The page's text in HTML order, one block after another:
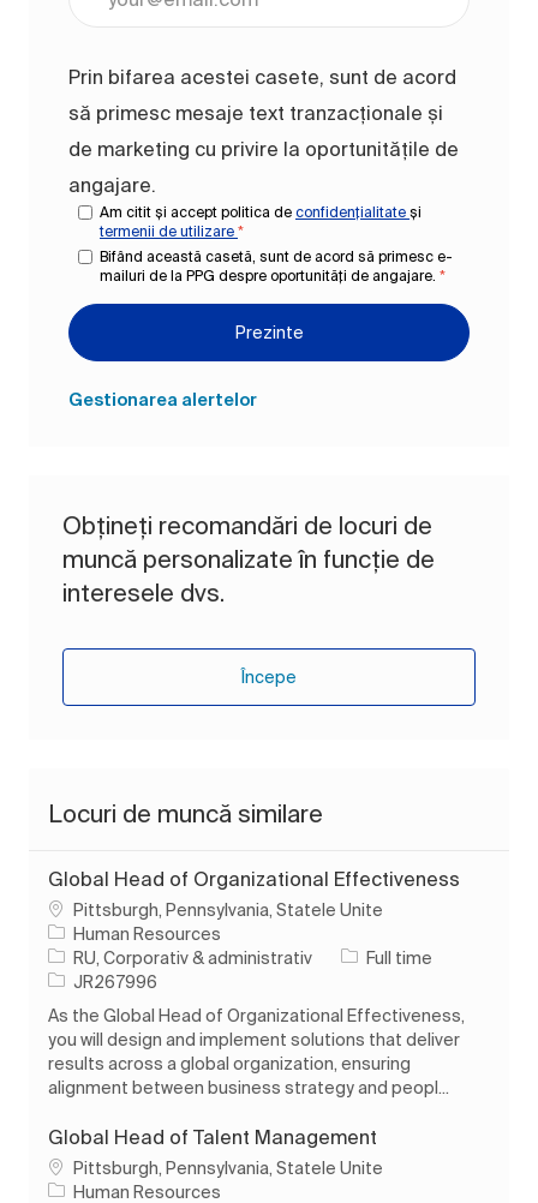
Prin bifarea acestei casete, sunt de acord
să primesc mesaje text tranzacționale și
de marketing cu privire la oportunitățile de
angajare.
Am citit și accept politica de confidențialitate și
termenii de utilizare *
Bifând această casetă, sunt de acord să primesc e-
mailuri de la PPG despre oportunități de angajare. *
Prezinte
Gestionarea alertelor
Obțineți recomandări de locuri de
muncă personalizate în funcție de
interesele dvs.
Începe
Locuri de muncă similare
Global Head of Organizational Effectiveness
LocPittsburgh, Pennsylvania, Statele Unite
Human Resources
Categorie
RU, Corporativ & administrativ Tipul postului
Full time
Job IdJR267996
As the Global Head of Organizational Effectiveness,
you will design and implement solutions that deliver
results across a global organization, ensuring
alignment between business strategy and peopl...
Global Head of Talent Management
LocPittsburgh, Pennsylvania, Statele Unite
Human Resources